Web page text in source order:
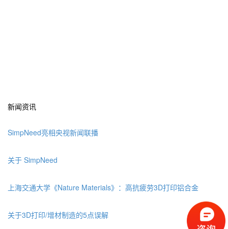
新闻资讯
SimpNeed亮相央视新闻联播
关于 SimpNeed
上海交通大学《Nature Materials》：高抗疲劳3D打印铝合金
关于3D打印/增材制造的5点误解